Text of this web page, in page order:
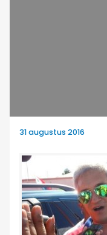
31 augustus 2016